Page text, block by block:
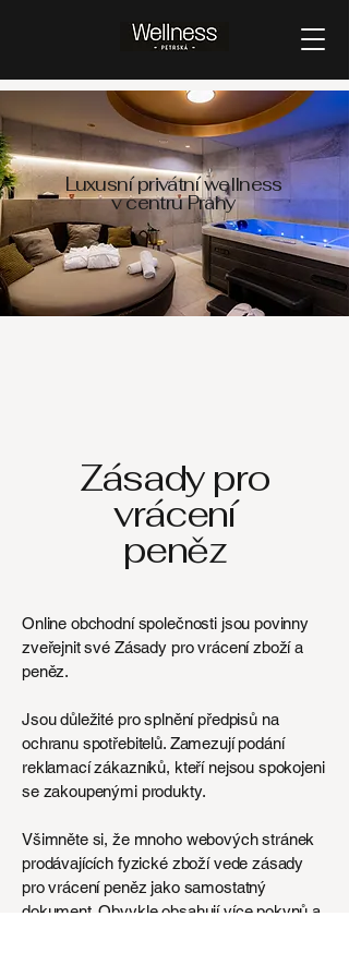
Luxusní privátní wellness
v centru Prahy
Zásady pro
vrácení
peněz
Online obchodní společnosti jsou povinny
zveřejnit své Zásady pro vrácení zboží a
peněz.
Jsou důležité pro splnění předpisů na
ochranu spotřebitelů. Zamezují podání
reklamací zákazníků, kteří nejsou spokojeni
se zakoupenými produkty.
Všimněte si, že mnoho webových stránek
prodávajících fyzické zboží vede zásady
pro vrácení peněz jako samostatný
dokument. Obvykle obsahují více pokynů a